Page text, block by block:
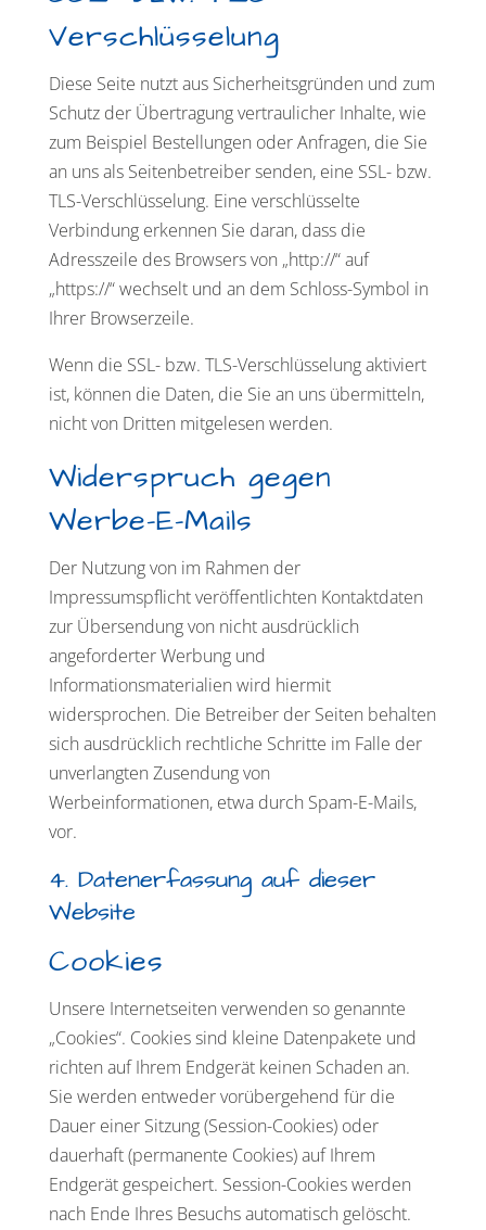
Verschlüsselung
Diese Seite nutzt aus Sicherheitsgründen und zum
Schutz der Übertragung vertraulicher Inhalte, wie
zum Beispiel Bestellungen oder Anfragen, die Sie
an uns als Seitenbetreiber senden, eine SSL- bzw.
TLS-Verschlüsselung. Eine verschlüsselte
Verbindung erkennen Sie daran, dass die
Adresszeile des Browsers von „http://“ auf
„https://“ wechselt und an dem Schloss-Symbol in
Ihrer Browserzeile.
Wenn die SSL- bzw. TLS-Verschlüsselung aktiviert
ist, können die Daten, die Sie an uns übermitteln,
nicht von Dritten mitgelesen werden.
Widerspruch gegen
Werbe-E-Mails
Der Nutzung von im Rahmen der
Impressumspflicht veröffentlichten Kontaktdaten
zur Übersendung von nicht ausdrücklich
angeforderter Werbung und
Informationsmaterialien wird hiermit
widersprochen. Die Betreiber der Seiten behalten
sich ausdrücklich rechtliche Schritte im Falle der
unverlangten Zusendung von
Werbeinformationen, etwa durch Spam-E-Mails,
vor.
4. Datenerfassung auf dieser
Website
Cookies
Unsere Internetseiten verwenden so genannte
„Cookies“. Cookies sind kleine Datenpakete und
richten auf Ihrem Endgerät keinen Schaden an.
Sie werden entweder vorübergehend für die
Dauer einer Sitzung (Session-Cookies) oder
dauerhaft (permanente Cookies) auf Ihrem
Endgerät gespeichert. Session-Cookies werden
nach Ende Ihres Besuchs automatisch gelöscht.